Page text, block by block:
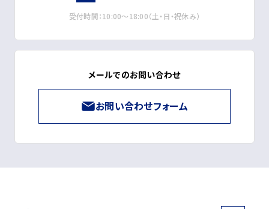
受付時間：10:00～18:00（土・日・祝休み）
メールでのお問い合わせ
お問い合わせフォーム